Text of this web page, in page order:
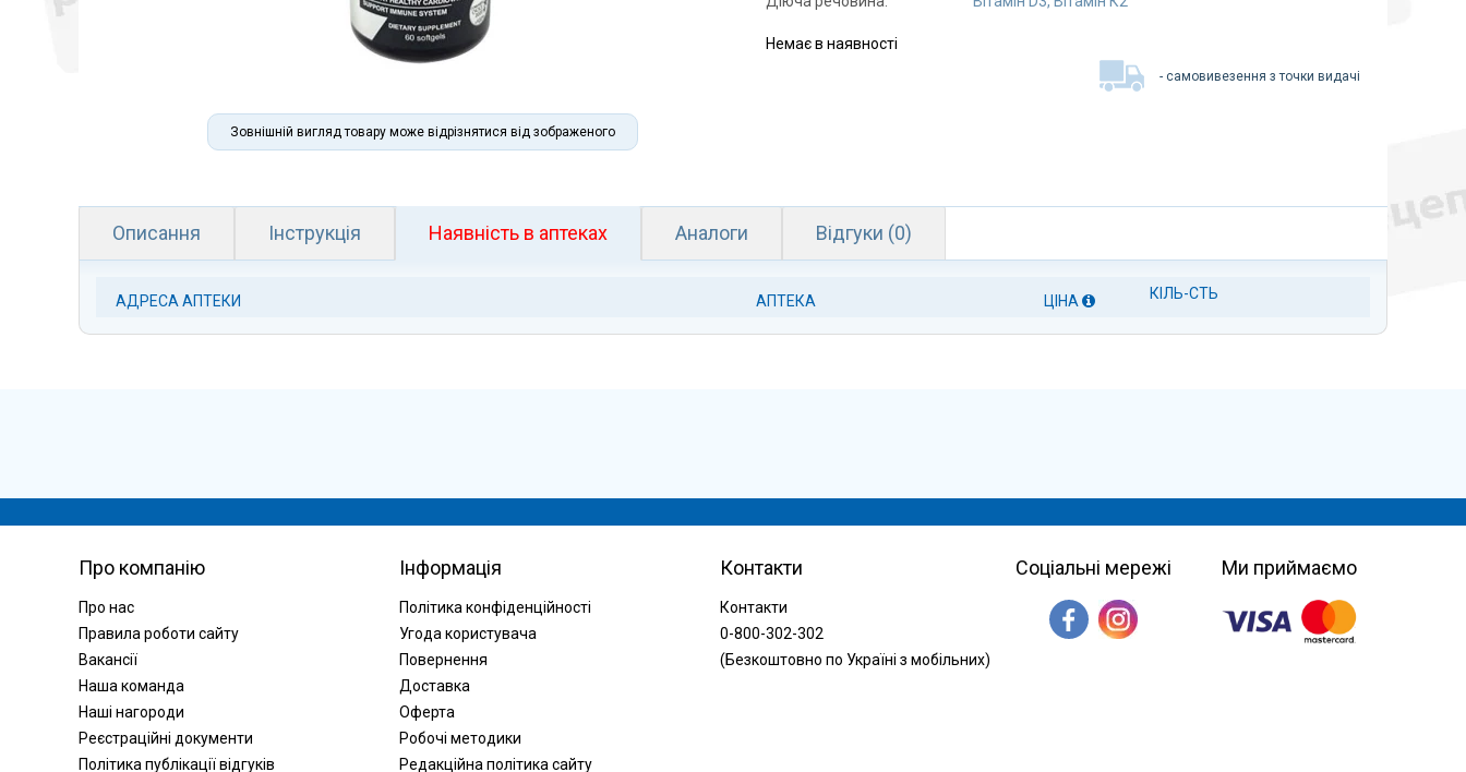
Зовнішній вигляд товару може відрізнятися від зображеного
Немає в наявності
- самовивезення з точки видачі
Описання Інструкція Наявність в аптеках Аналоги Відгуки (0)
АДРЕСА АПТЕКИ АПТЕКА ЦІНА КІЛЬ-СТЬ
Про компанію
Про нас
Правила роботи сайту
Вакансії
Наша команда
Наші нагороди
Реєстраційні документи
Політика публікації відгуків
Інформація
Політика конфіденційності
Угода користувача
Повернення
Доставка
Оферта
Робочі методики
Редакційна політика сайту
Контакти
Контакти
0-800-302-302
(Безкоштовно по Україні з мобільних)
Соціальні мережі Ми приймаємо